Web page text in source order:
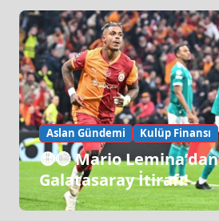
Aslan Gündemi Kulüp Finansı
🟡🔴 Mario Lemina’dan
Galatasaray İtirafı!